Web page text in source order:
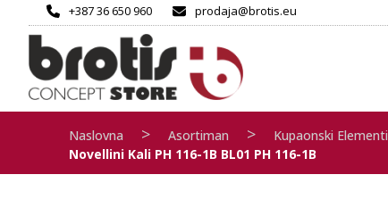
+387 36 650 960 prodaja@brotis.eu
Naslovna > Asortiman > Kupaonski Elementi
Novellini Kali PH 116-1B BL01 PH 116-1B